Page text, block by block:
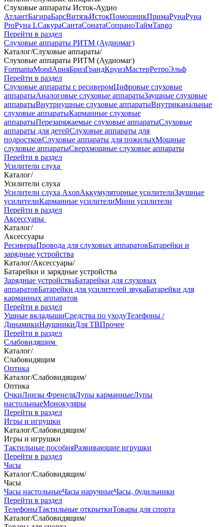
Слуховые аппараты Исток-Аудио
АтлантБагираБарсВитязьИстокПомощникПримаРунаРуна
ProРуна LСакураСантаСонатаСопраноТаймTango
Перейти в раздел
Слуховые аппараты РИТМ (Аудиомаг)
Каталог/Слуховые аппараты/
Слуховые аппараты РИТМ (Аудиомаг)
FormantaMondАрияБризГрандКруизМастерРетроЭльф
Перейти в раздел
Слуховые аппараты с ресиверомЦифровые слуховые
аппаратыАналоговые слуховые аппаратыЗаушные слуховые
аппаратыВнутриушные слуховые аппаратыВнутриканальные
слуховые аппаратыКарманные слуховые
аппаратыПерезаряжаемые слуховые аппаратыСлуховые
аппараты для детейСлуховые аппараты для
подростковСлуховые аппараты для пожилыхМощные
слуховые аппаратыСверхмощные слуховые аппараты
Перейти в раздел
Усилители слуха
Каталог/
Усилители слуха
Усилители слуха AxonАккумуляторные усилителиЗаушные
усилителиКарманные усилителиМини усилители
Перейти в раздел
Аксессуары
Каталог/
Аксессуары
РесиверыПровода для слуховых аппаратовБатарейки и
зарядные устройства
Каталог/Аксессуары/
Батарейки и зарядные устройства
Зарядные устройстваБатарейки для слуховых
аппаратовБатарейки для усилителей звукаБатарейки для
карманных аппаратов
Перейти в раздел
Ушные вкладышиСредства по уходуТелефоны /
ДинамикиНаушникиДля ТВПрочее
Перейти в раздел
Слабовидящим
Каталог/
Слабовидящим
Оптика
Каталог/Слабовидящим/
Оптика
ОчкиЛинзы ФренеляЛупы карманныеЛупы
настольныеМонокуляры
Перейти в раздел
Игры и игрушки
Каталог/Слабовидящим/
Игры и игрушки
Тактильные пособияРазвивающие игрушки
Перейти в раздел
Часы
Каталог/Слабовидящим/
Часы
Часы настольныеЧасы наручныеЧасы, будильники
Перейти в раздел
ТелефоныТактильные открыткиТовары для спорта
Каталог/Слабовидящим/